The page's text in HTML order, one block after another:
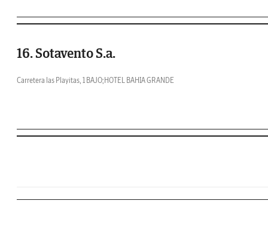
16. Sotavento S.a.
Carretera las Playitas, 1 BAJO;HOTEL BAHIA GRANDE